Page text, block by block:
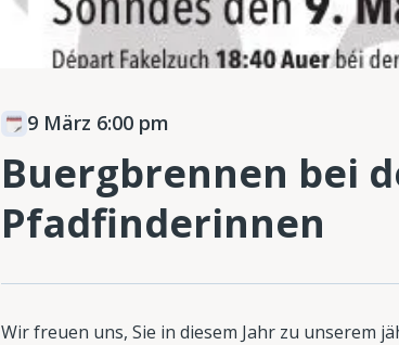
9 März 6:00 pm
Buergbrennen bei
Pfadfinderinnen
Wir freuen uns, Sie in diesem Jahr zu unserem